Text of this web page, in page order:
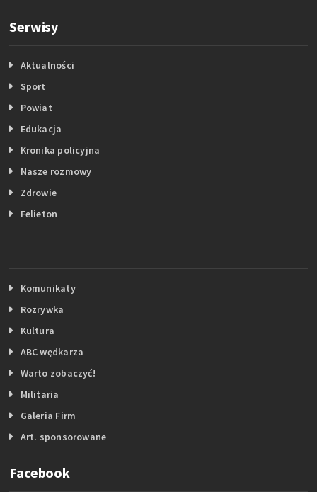
Serwisy
Aktualności
Sport
Powiat
Edukacja
Kronika policyjna
Nasze rozmowy
Zdrowie
Felieton
Komunikaty
Rozrywka
Kultura
ABC wędkarza
Warto zobaczyć!
Militaria
Galeria Firm
Art. sponsorowane
Facebook